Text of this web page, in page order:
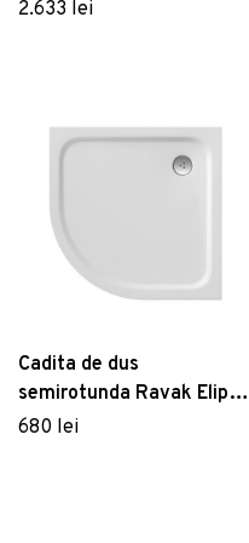
2.633 lei
Cadita de dus
semirotunda Ravak Elipso
Pro-80 Chrome 80x80cm
680 lei